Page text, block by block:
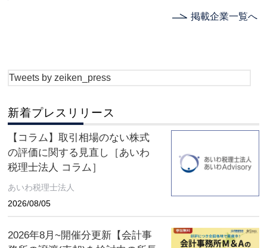
掲載企業一覧へ
Tweets by zeiken_press
新着プレスリリース
【コラム】取引相場のない株式
の評価に関する見直し［あいわ
税理士法人 コラム］
あいわ税理士法人
2026/08/05
2026年8月~開催分更新【会計事